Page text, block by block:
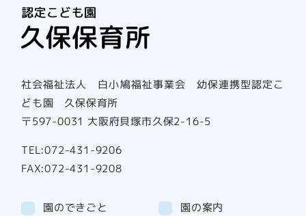
社会福祉法人 白小鳩福祉事業会 幼保連携型認定こ
ども園 久保保育所
〒597-0031 大阪府貝塚市久保2-16-5
TEL:072-431-9206
FAX:072-431-9208
園のできごと 園の案内